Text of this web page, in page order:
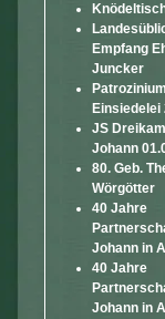
Empfang
Juncker
Einsiedelei
JS
Johann
80. Geb.
Wörgötter
40 Jahre
Johann in
40 Jahre
Johann in